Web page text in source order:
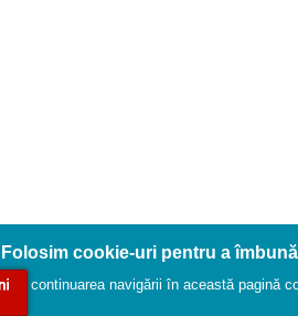
Folosim cookie-uri pentru a
Prin continuarea navigării în această pagină